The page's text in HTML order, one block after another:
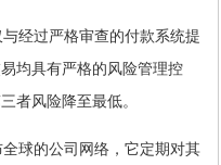
经过严格审查的付款系统提
均具有严格的风险管理控
者风险降至最低。
球的公司网络，它定期对其